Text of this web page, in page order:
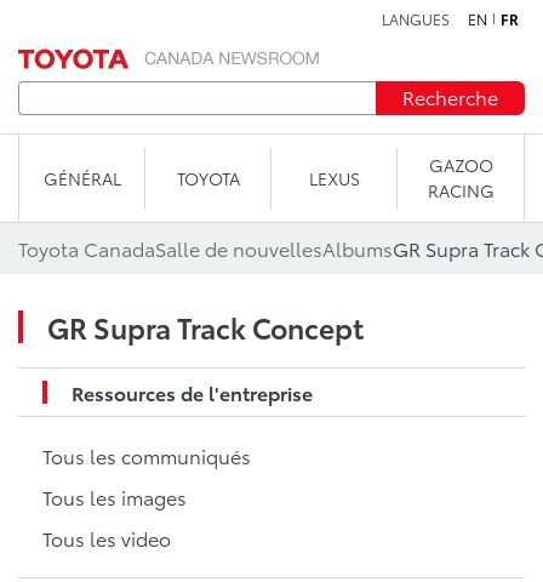
LANGUES EN FR
Recherche
GÉNÉRAL TOYOTA LEXUS
GAZOO
RACING
Toyota CanadaSalle de nouvellesAlbumsGR Supra Track
GR Supra Track Concept
Ressources de l'entreprise
Tous les communiqués
Tous les images
Tous les video